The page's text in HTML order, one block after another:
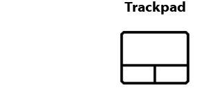
Trackpad